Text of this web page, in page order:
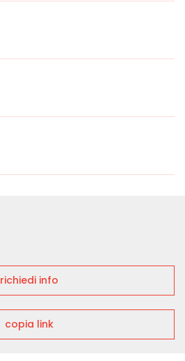
richiedi info
copia link